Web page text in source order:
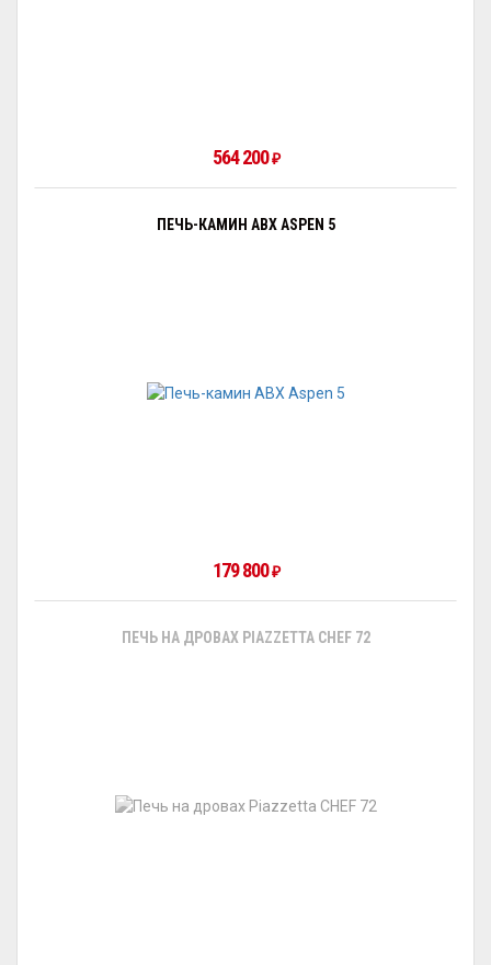
564 200 ₽
ПЕЧЬ-КАМИН ABX ASPEN 5
179 800 ₽
ПЕЧЬ НА ДРОВАХ PIAZZETTA CHEF 72